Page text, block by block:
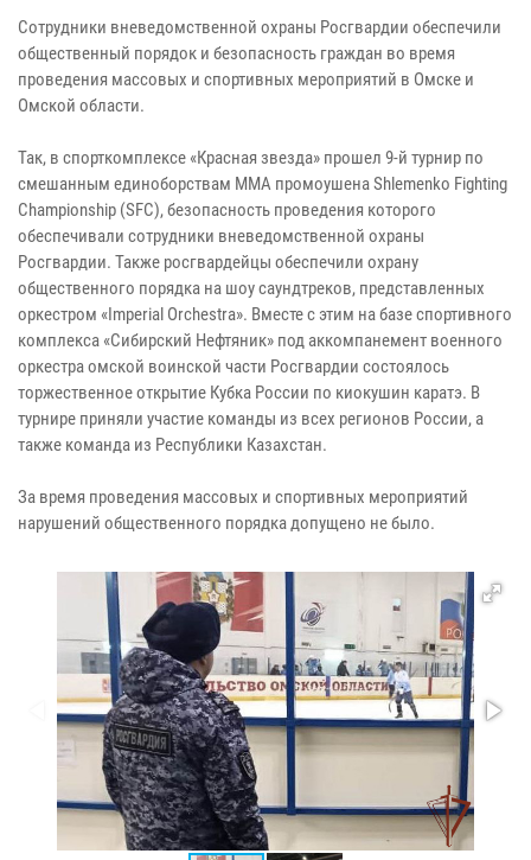
Сотрудники вневедомственной охраны Росгвардии обеспечили
общественный порядок и безопасность граждан во время
проведения массовых и спортивных мероприятий в Омске и
Омской области.
Так, в спорткомплексе «Красная звезда» прошел 9-й турнир по
смешанным единоборствам ММА промоушена Shlemenko Fighting
Championship (SFC), безопасность проведения которого
обеспечивали сотрудники вневедомственной охраны
Росгвардии. Также росгвардейцы обеспечили охрану
общественного порядка на шоу саундтреков, представленных
оркестром «Imperial Orchestra». Вместе с этим на базе спортивного
комплекса «Сибирский Нефтяник» под аккомпанемент военного
оркестра омской воинской части Росгвардии состоялось
торжественное открытие Кубка России по киокушин каратэ. В
турнире приняли участие команды из всех регионов России, а
также команда из Республики Казахстан.
За время проведения массовых и спортивных мероприятий
нарушений общественного порядка допущено не было.